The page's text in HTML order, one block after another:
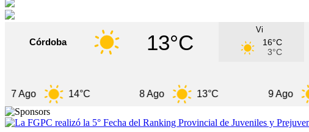
Córdoba 13°C
Vi
16°C
3°C
14°C 13°C 11°C